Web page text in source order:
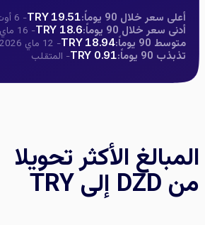
أعلى سعر خلال 90 يوماً: 19.51 TRY - 6 أوت 2026
أدنى سعر خلال 90 يوماً: 18.6 TRY - 16 ماي 2026
متوسط 90 يوماً: 18.94 TRY - 12 ماي 2026 - 6 أوت 2026
تذبذب 90 يوماً: 0.91 TRY - المتقلب
المبالغ الأكثر تحويلا
من DZD إلى TRY